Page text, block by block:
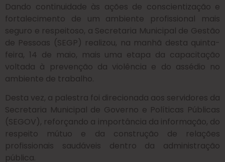
Dando continuidade às ações de conscientização e
fortalecimento de um ambiente profissional mais
seguro e respeitoso, a Secretaria Municipal de Gestão
de Pessoas (SEGP) realizou, na manhã desta quinta-
feira, 14 de maio, mais uma etapa da capacitação
voltada à prevenção da violência e do assédio no
ambiente de trabalho.
Desta vez, a palestra foi direcionada aos servidores da
Secretaria Municipal de Governo e Políticas Públicas
(SEGOV), reforçando a importância da informação, do
respeito mútuo e da construção de relações
profissionais saudáveis dentro da administração
pública.